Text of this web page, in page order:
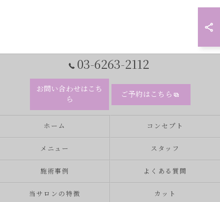
03-6263-2112
お問い合わせはこち
ら
ご予約はこちら
ホーム コンセプト
メニュー スタッフ
施術事例 よくある質問
当サロンの特徴 カット